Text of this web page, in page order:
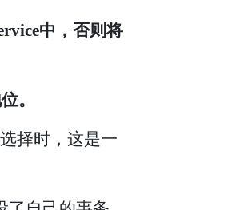
中，否则将
。
择时，这是一